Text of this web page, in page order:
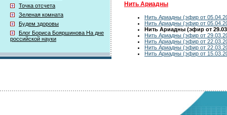
Точка отсчета
Зеленая комната
Будем здоровы
Блог Бориса Бояршинова На дне
российской науки
Нить Ариадны
Нить Ариадны (эфир от
Нить Ариадны (эфир от
Нить Ариадны (эфир от
Нить Ариадны (эфир от
Нить Ариадны (эфир от
Нить Ариадны (эфир от
Нить Ариадны (эфир от